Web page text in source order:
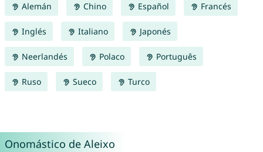
Alemán Chino Español Francés
Inglés Italiano Japonés
Neerlandés Polaco Português
Ruso Sueco Turco
Onomástico de Aleixo